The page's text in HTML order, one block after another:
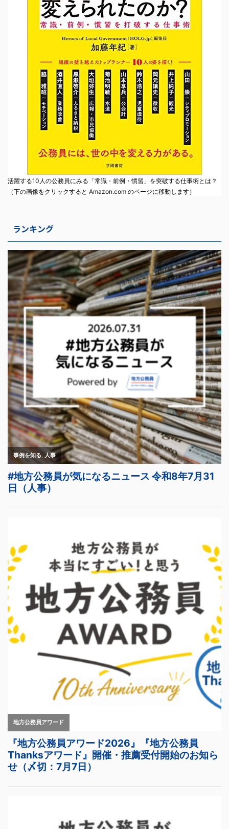
活躍する10人の公務員にみる「常識・前例・慣習」を突破する仕事術とは？
（下の画像をクリックすると Amazon.com のページに移動します）
ランキング